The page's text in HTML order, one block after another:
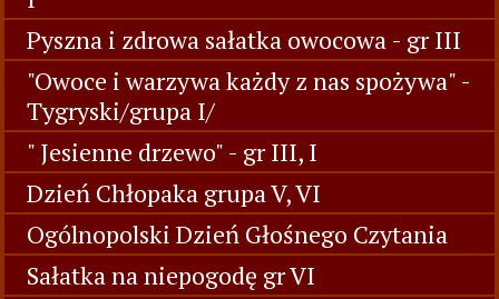
Pyszna i zdrowa sałatka owocowa - gr III
"Owoce i warzywa każdy z nas spożywa" -
Tygryski/grupa I/
" Jesienne drzewo" - gr III, I
Dzień Chłopaka grupa V, VI
Ogólnopolski Dzień Głośnego Czytania
Sałatka na niepogodę gr VI